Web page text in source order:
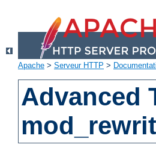
Apache > Serveur HTTP >
Advanced